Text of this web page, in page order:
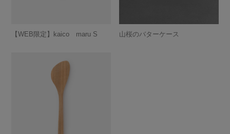
【WEB限定】kaico maru S 山桜のバターケース